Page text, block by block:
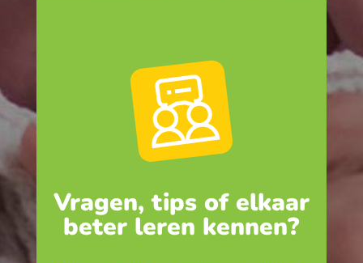
Vragen, tips of elkaar
beter leren kennen?